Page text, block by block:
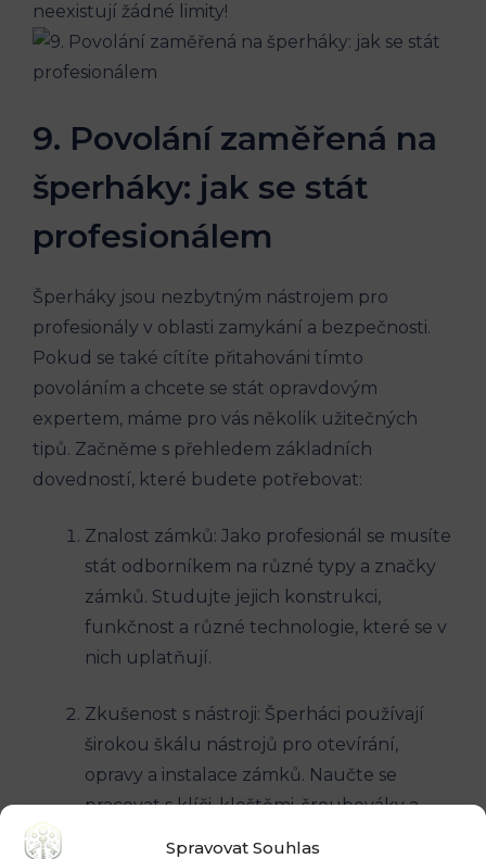
Spravovat Souhlas
neexistují žádné limity!
9. Povolání zaměřená na
šperháky: jak se stát
profesionálem
Šperháky jsou nezbytným nástrojem pro
profesionály v oblasti zamykání a bezpečnosti.
Pokud se také cítíte přitahováni tímto
povoláním a chcete se stát opravdovým
expertem, máme pro vás několik užitečných
tipů. Začněme s přehledem základních
dovedností, které budete potřebovat:
Znalost zámků: Jako profesionál se musíte
stát odborníkem na různé typy a značky
zámků. Studujte jejich konstrukci,
funkčnost a různé technologie, které se v
nich uplatňují.
Zkušenost s nástroji: Šperháci používají
širokou škálu nástrojů pro otevírání,
opravy a instalace zámků. Naučte se
pracovat s klíči, kleštěmi, šroubováky a